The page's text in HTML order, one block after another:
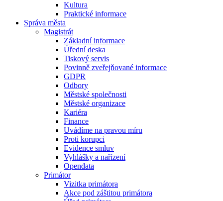
Kultura
Praktické informace
Správa města
Magistrát
Základní informace
Úřední deska
Tiskový servis
Povinně zveřejňované informace
GDPR
Odbory
Městské společnosti
Městské organizace
Kariéra
Finance
Uvádíme na pravou míru
Proti korupci
Evidence smluv
Vyhlášky a nařízení
Opendata
Primátor
Vizitka primátora
Akce pod záštitou primátora